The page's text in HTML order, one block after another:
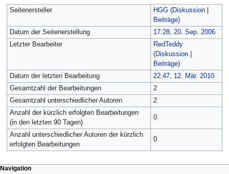
Seitenersteller HGG (Diskussion|
Beiträge)
Datum der Seitenerstellung
17:28, 20. Sep. 2006
Letzter Bearbeiter
RedTeddy
(Diskussion|
Beiträge)
Datum der letzten Bearbeitung
22:47, 12. Mär. 2010
Gesamtzahl der Bearbeitungen
2
Gesamtzahl unterschiedlicher Autoren
2
Anzahl der kürzlich erfolgten Bearbeitungen
(in den letzten 90 Tagen)
0
Anzahl unterschiedlicher Autoren der kürzlich
erfolgten Bearbeitungen
0
Navigation